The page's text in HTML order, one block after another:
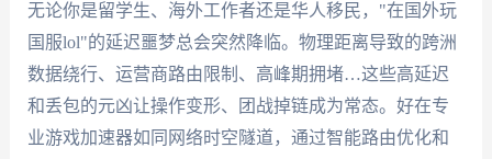
无论你是留学生、海外工作者还是华人移民，"在国外玩
国服lol"的延迟噩梦总会突然降临。物理距离导致的跨洲
数据绕行、运营商路由限制、高峰期拥堵…这些高延迟
和丢包的元凶让操作变形、团战掉链成为常态。好在专
业游戏加速器如同网络时空隧道，通过智能路由优化和